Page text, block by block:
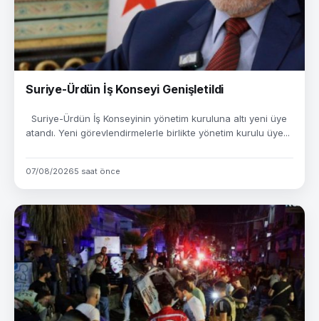
Suriye-Ürdün İş Konseyi Genişletildi
Suriye-Ürdün İş Konseyinin yönetim kuruluna altı yeni üye
atandı. Yeni görevlendirmelerle birlikte yönetim kurulu üye...
07/08/20265 saat önce